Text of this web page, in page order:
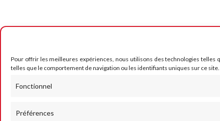
Pour offrir les meilleures expériences, nous utilisons des technologies telles
telles que le comportement de navigation ou les identifiants uniques sur ce
Fonctionnel
Préférences